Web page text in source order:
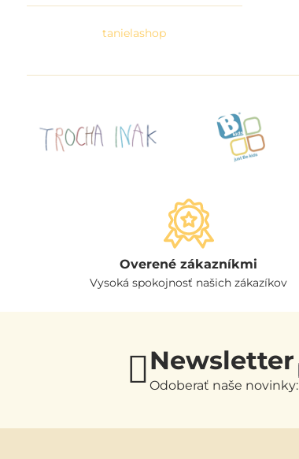
tanielashop
Overené zákazníkmi
Vysoká spokojnosť našich zákazíkov
Newsletter
Odoberať naše novinky: